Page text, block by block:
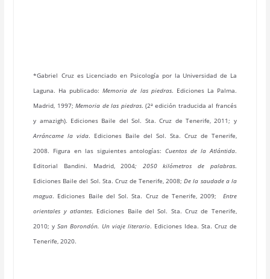
*Gabriel Cruz es Licenciado en Psicología por la Universidad de La
Laguna. Ha publicado:Memoria de las piedras. Ediciones La Palma.
Madrid, 1997;Memoria de las piedras. (2ª edición traducida al francés
y amazigh). Ediciones Baile del Sol. Sta. Cruz de Tenerife, 2011; y
Arráncame la vida. Ediciones Baile del Sol. Sta. Cruz de Tenerife,
2008. Figura en las siguientes antologías:Cuentos de la Atlántida.
Editorial Bandini. Madrid, 2004; 2050 kilómetros de palabras.
Ediciones Baile del Sol. Sta. Cruz de Tenerife, 2008;De la saudade a la
magua. Ediciones Baile del Sol. Sta. Cruz de Tenerife, 2009; Entre
orientales y atlantes. Ediciones Baile del Sol. Sta. Cruz de Tenerife,
2010; y San Borondón. Un viaje literario. Ediciones Idea. Sta. Cruz de
Tenerife, 2020.